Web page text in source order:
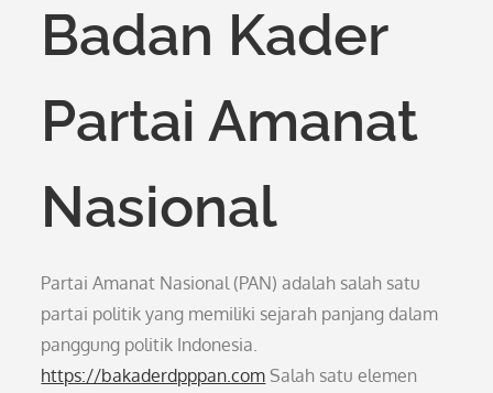
Badan Kader
Partai Amanat
Nasional
Partai Amanat Nasional (PAN) adalah salah satu
partai politik yang memiliki sejarah panjang dalam
panggung politik Indonesia.
https://bakaderdpppan.com Salah satu elemen